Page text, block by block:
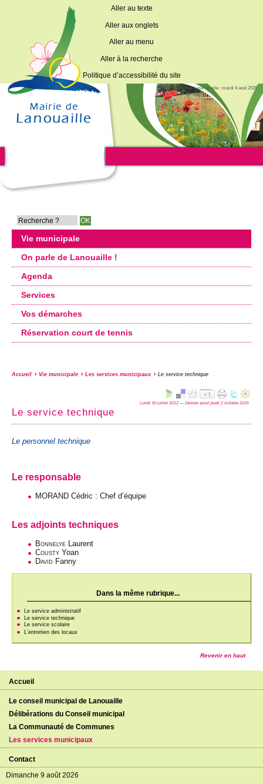
Aller au texte
Aller aux onglets
Aller au menu
Aller à la recherche
Politique d’accessibilité du site
Dernière mise à jour du site : mardi 4 août 2026
Vie municipale
On parle de Lanouaille !
Agenda
Services
Vos démarches
Réservation court de tennis
Accueil Vie municipale Les services municipaux Le service technique
Lundi 30 juillet 2012 — Dernier ajout jeudi 2 octobre 2025
Le service technique
Le personnel technique
Le responsable
MORAND Cédric : Chef d’équipe
Les adjoints techniques
Bonnelye Laurent
Cousty Yoan
David Fanny
Dans la même rubrique...
Le service administratif
Le service technique
Le service scolaire
L’entretien des locaux
Revenir en haut
Accueil
Le conseil municipal de Lanouaille
Délibérations du Conseil municipal
La Communauté de Communes
Les services municipaux
Contact
Dimanche 9 août 2026